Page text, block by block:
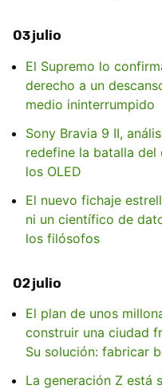
03 julio
El Supremo lo
derecho a un
medio ininterrumpido
Sony Bravia 9 II,
redefine la batalla del
los OLED
El nuevo fichaje
ni un científico de
los filósofos
02 julio
El plan de unos
construir una ciudad
Su solución: fabricar
La generación Z está